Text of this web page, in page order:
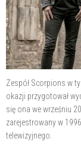
Zespół Scorpions w
okazji przygotował
się ona we wrześniu
zarejestrowany w
telewizyjnego.